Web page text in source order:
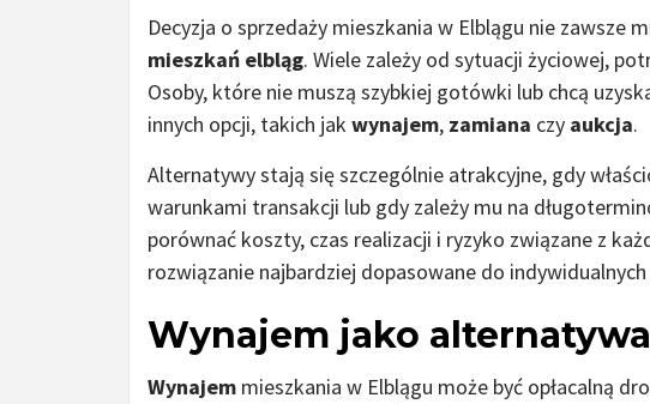
Decyzja o sprzedaży mieszkania w Elblągu nie zawsze
mieszkań elbląg. Wiele zależy od sytuacji życiowej,
Osoby, które nie muszą szybkiej gotówki lub chcą
innych opcji, takich jak wynajem, zamiana czy aukcja.
Alternatywy stają się szczególnie atrakcyjne, gdy
warunkami transakcji lub gdy zależy mu na
porównać koszty, czas realizacji i ryzyko związane z
rozwiązanie najbardziej dopasowane do
Wynajem jako
Wynajem mieszkania w Elblągu może być opłacalną